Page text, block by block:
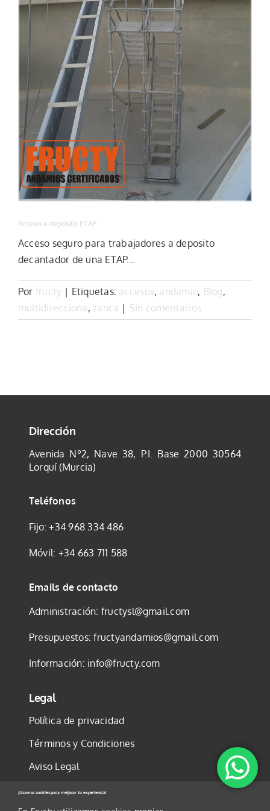
Tienda
Mi cuenta
Acceso a depósito ETAP
Acceso seguro para trabajadores a deposito
decantador de una ETAP...
Por fructy | Etiquetas: accesos, andamio, Blog,
multidirecciona , zanca | Sin comentarios
Dirección
Avenida Nº2, Nave 38, P.I. Base 2000 30564
Lorquí (Murcia)
Teléfonos
Fijo:+34 968 334 486
Móvil: +34 663 711 588
Emails de contacto
Administración: fructysl@gmail.com
Presupuestos:fructyandamios@gmail.com
Información: info@fructy.com
Legal
Política de privacidad
Términos y Condiciones
Aviso Legal
Política de cookies
¡Usamos cookies para mejorar tu experiencia!